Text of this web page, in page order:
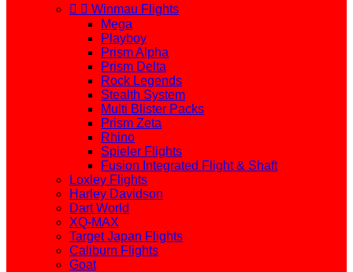
  Winmau Flights
Mega
Playboy
Prism Alpha
Prism Delta
Rock Legends
Stealth System
Multi Blister Packs
Prism Zeta
Rhino
Spieler Flights
Fusion Integrated Flight & Shaft
Loxley Flights
Harley Davidson
Dart World
XQ-MAX
Target Japan Flights
Caliburn Flights
Goat